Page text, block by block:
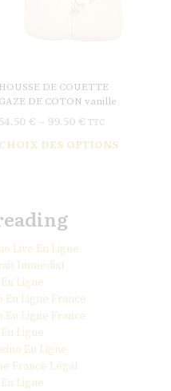
HOUSSE DE COUETTE
GAZE DE COTON vanille
54.50 € – 99.50 € TTC
CHOIX DES OPTIONS
Live En Ligne
Immédiat
Ligne
Ligne France
Ligne France
Ligne
En Ligne
France Légal
Ligne